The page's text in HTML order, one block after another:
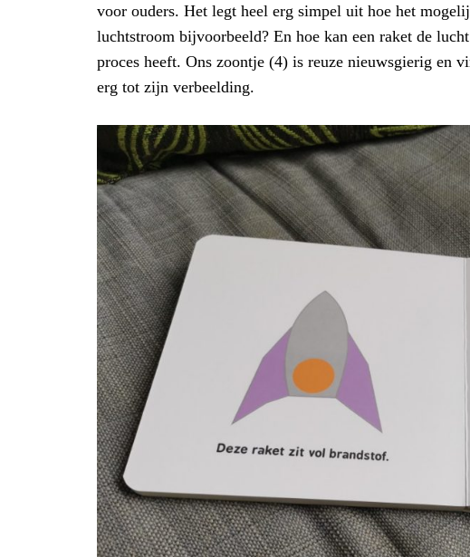
voor ouders. Het legt heel erg simpel uit hoe het
luchtstroom bijvoorbeeld? En hoe kan een raket de
proces heeft. Ons zoontje (4) is reuze nieuwsgierig en
erg tot zijn verbeelding.